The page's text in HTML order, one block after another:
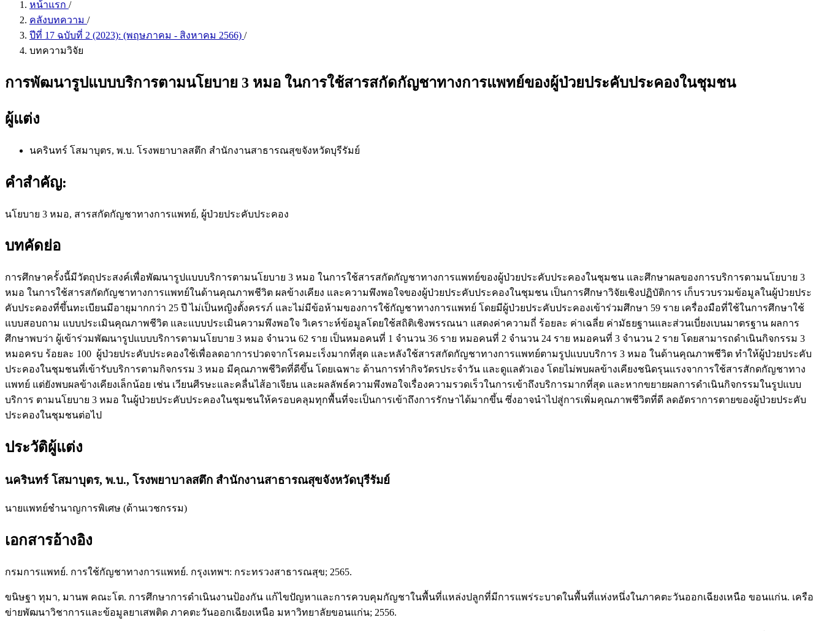
หน้าแรก /
คลังบทความ /
ปีที่ 17 ฉบับที่ 2 (2023): (พฤษภาคม - สิงหาคม 2566) /
บทความวิจัย
การพัฒนารูปแบบบริการตามนโยบาย 3 หมอ ในการใช้สารสกัดกัญชาทางการแพทย์ของผู้ป่วยประคับประคองในชุมชน
ผู้แต่ง
นครินทร์ โสมาบุตร, พ.บ. โรงพยาบาลสตึก สำนักงานสาธารณสุขจังหวัดบุรีรัมย์
คำสำคัญ:
นโยบาย 3 หมอ, สารสกัดกัญชาทางการแพทย์, ผู้ป่วยประคับประคอง
บทคัดย่อ
การศึกษาครั้งนี้มีวัตถุประสงค์เพื่อพัฒนารูปแบบบริการตามนโยบาย 3 หมอ ในการใช้สารสกัดกัญชาทางการแพทย์ของผู้ป่วยประคับประคองในชุมชน และศึกษาผลของการบริการตามนโยบาย 3
หมอ ในการใช้สารสกัดกัญชาทางการแพทย์ในด้านคุณภาพชีวิต ผลข้างเคียง และความพึงพอใจของผู้ป่วยประคับประคองในชุมชน เป็นการศึกษาวิจัยเชิงปฏิบัติการ เก็บรวบรวมข้อมูลในผู้ป่วยประ
คับประคองที่ขึ้นทะเบียนมีอายุมากกว่า 25 ปี ไม่เป็นหญิงตั้งครรภ์ และไม่มีข้อห้ามของการใช้กัญชาทางการแพทย์ โดยมีผู้ป่วยประคับประคองเข้าร่วมศึกษา 59 ราย เครื่องมือที่ใช้ในการศึกษาใช้
แบบสอบถาม แบบประเมินคุณภาพชีวิต และแบบประเมินความพึงพอใจ วิเคราะห์ข้อมูลโดยใช้สถิติเชิงพรรณนา แสดงค่าความถี่ ร้อยละ ค่าเฉลี่ย ค่ามัธยฐานและส่วนเบี่ยงเบนมาตรฐาน ผลการ
ศึกษาพบว่า ผู้เข้าร่วมพัฒนารูปแบบบริการตามนโยบาย 3 หมอ จำนวน 62 ราย เป็นหมอคนที่ 1 จำนวน 36 ราย หมอคนที่ 2 จำนวน 24 ราย หมอคนที่ 3 จำนวน 2 ราย โดยสามารถดำเนินกิจกรรม 3
หมอครบ ร้อยละ 100 ผู้ป่วยประคับประคองใช้เพื่อลดอาการปวดจากโรคมะเร็งมากที่สุด และหลังใช้สารสกัดกัญชาทางการแพทย์ตามรูปแบบบริการ 3 หมอ ในด้านคุณภาพชีวิต ทำให้ผู้ป่วยประคับ
ประคองในชุมชนที่เข้ารับบริการตามกิจกรรม 3 หมอ มีคุณภาพชีวิตที่ดีขึ้น โดยเฉพาะ ด้านการทำกิจวัตรประจำวัน และดูแลตัวเอง โดยไม่พบผลข้างเคียงชนิดรุนแรงจาการใช้สารสักดกัญชาทาง
แพทย์ แต่ยังพบผลข้างเคียงเล็กน้อย เช่น เวียนศีรษะและคลื่นไส้อาเจียน และผลลัพธ์ความพึงพอใจเรื่องความรวดเร็วในการเข้าถึงบริการมากที่สุด และหากขยายผลการดำเนินกิจกรรมในรูปแบบ
บริการ ตามนโยบาย 3 หมอ ในผู้ป่วยประคับประคองในชุมชนให้ครอบคลุมทุกพื้นที่จะเป็นการเข้าถึงการรักษาได้มากขึ้น ซึ่งอาจนำไปสู่การเพิ่มคุณภาพชีวิตที่ดี ลดอัตราการตายของผู้ป่วยประคับ
ประคองในชุมชนต่อไป
ประวัติผู้แต่ง
นครินทร์ โสมาบุตร, พ.บ., โรงพยาบาลสตึก สำนักงานสาธารณสุขจังหวัดบุรีรัมย์
นายแพทย์ชำนาญการพิเศษ (ด้านเวชกรรม)
เอกสารอ้างอิง
กรมการแพทย์. การใช้กัญชาทางการแพทย์. กรุงเทพฯ: กระทรวงสาธารณสุข; 2565.
ขนิษฐา ทุมา, มานพ คณะโต. การศึกษาการดำเนินงานป้องกัน แก้ไขปัญหาและการควบคุมกัญชาในพื้นที่แหล่งปลูกที่มีการแพร่ระบาดในพื้นที่แห่งหนึ่งในภาคตะวันออกเฉียงเหนือ ขอนแก่น. เครือ
ข่ายพัฒนาวิชาการและข้อมูลยาเสพติด ภาคตะวันออกเฉียงเหนือ มหาวิทยาลัยขอนแก่น; 2556.